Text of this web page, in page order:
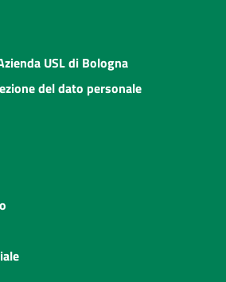
USL di Bologna
del dato personale